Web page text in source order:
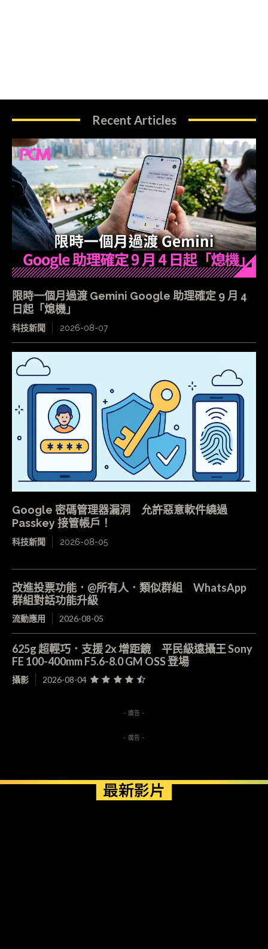
Recent Articles
限時一個月過渡 Gemini Google 助理確定 9 月 4
日起「熄機」
科技新聞 2026-08-07
Google 密碼管理器漏洞 允許惡意軟件繞過
Passkey 接管帳戶！
科技新聞 2026-08-05
改進投票功能．@所有人．類似群組 WhatsApp
群組對話功能升級
流動應用 2026-08-05
625g 超輕巧．支援 2x 增距鏡 平民級遠攝王 Sony
FE 100-400mm F5.6-8.0 GM OSS 登場
攝影 2026-08-04
- 廣告 -
- 廣告 -
最新影片